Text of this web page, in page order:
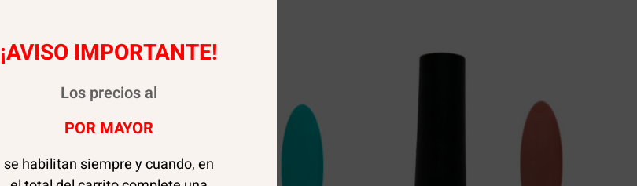
¡AVISO IMPORTANTE!
Los precios al
POR MAYOR
se habilitan siempre y cuando, en